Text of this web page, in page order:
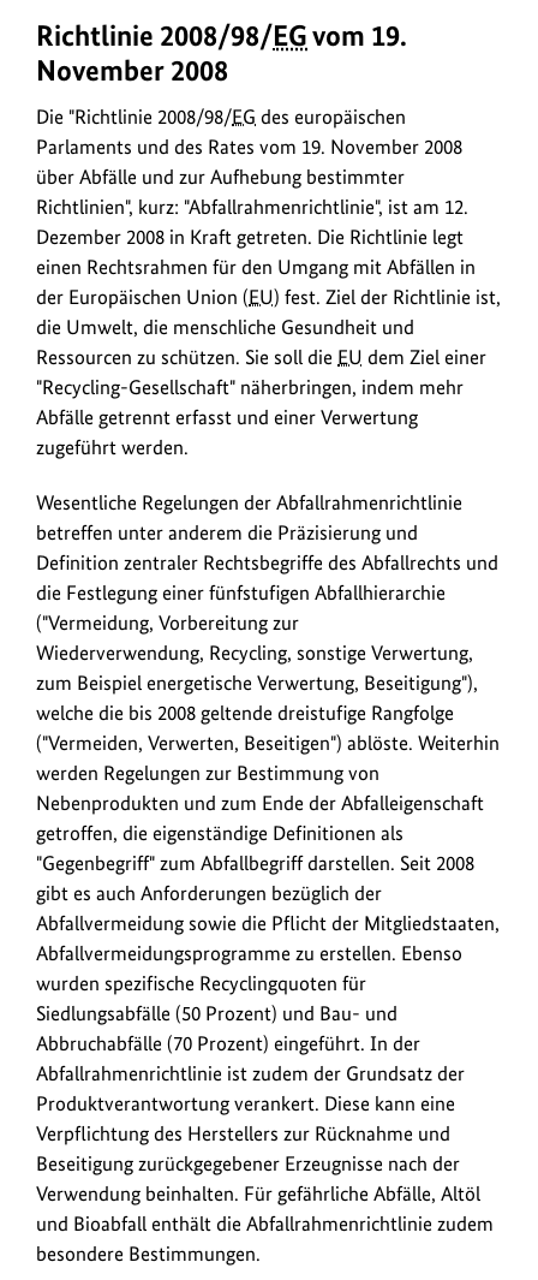
/
L
i
n
k
s
Richtlinie 2008/98/EGvom 19.
November 2008
Die "Richtlinie 2008/98/EG des europäischen
Parlaments und des Rates vom 19. November 2008
über Abfälle und zur Aufhebung bestimmter
Richtlinien", kurz: "Abfallrahmenrichtlinie", ist am 12.
Dezember 2008 in Kraft getreten. Die Richtlinie legt
einen Rechtsrahmen für den Umgang mit Abfällen in
der Europäischen Union (EU) fest. Ziel der Richtlinie ist,
die Umwelt, die menschliche Gesundheit und
Ressourcen zu schützen. Sie soll die EU dem Ziel einer
"Recycling-Gesellschaft" näherbringen, indem mehr
Abfälle getrennt erfasst und einer Verwertung
zugeführt werden.
Wesentliche Regelungen der Abfallrahmenrichtlinie
betreffen unter anderem die Präzisierung und
Definition zentraler Rechtsbegriffe des Abfallrechts und
die Festlegung einer fünfstufigen Abfallhierarchie
("Vermeidung, Vorbereitung zur
Wiederverwendung, Recycling, sonstige Verwertung,
zum Beispiel energetische Verwertung, Beseitigung"),
welche die bis 2008 geltende dreistufige Rangfolge
("Vermeiden, Verwerten, Beseitigen") ablöste. Weiterhin
werden Regelungen zur Bestimmung von
Nebenprodukten und zum Ende der Abfalleigenschaft
getroffen, die eigenständige Definitionen als
"Gegenbegriff" zum Abfallbegriff darstellen. Seit 2008
gibt es auch Anforderungen bezüglich der
Abfallvermeidung sowie die Pflicht der Mitgliedstaaten,
Abfallvermeidungsprogramme zu erstellen. Ebenso
wurden spezifische Recyclingquoten für
Siedlungsabfälle (50 Prozent) und Bau- und
Abbruchabfälle (70 Prozent) eingeführt. In der
Abfallrahmenrichtlinie ist zudem der Grundsatz der
Produktverantwortung verankert. Diese kann eine
Verpflichtung des Herstellers zur Rücknahme und
Beseitigung zurückgegebener Erzeugnisse nach der
Verwendung beinhalten. Für gefährliche Abfälle, Altöl
und Bioabfall enthält die Abfallrahmenrichtlinie zudem
besondere Bestimmungen.